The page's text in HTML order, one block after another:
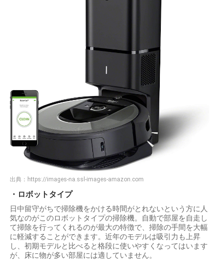
出典： https://images-na.ssl-images-amazon.com
・ロボットタイプ
日中留守がちで掃除機をかける時間がとれないという方に人
気なのがこのロボットタイプの掃除機。自動で部屋を自走し
て掃除を行ってくれるのが最大の特徴で、掃除の手間を大幅
に軽減することができます。近年のモデルは吸引力も上昇
し、初期モデルと比べると格段に使いやすくなってはいます
が、床に物が多い部屋には適していません。